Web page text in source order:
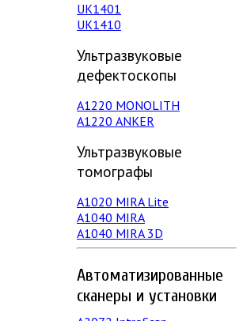
UK1401
UK1410
Ультразвуковые
дефектоскопы
А1220 MONOLITH
А1220 ANKER
Ультразвуковые
томографы
A1020 MIRA Lite
А1040 MIRA
A1040 MIRA 3D
Автоматизированные
сканеры и установки